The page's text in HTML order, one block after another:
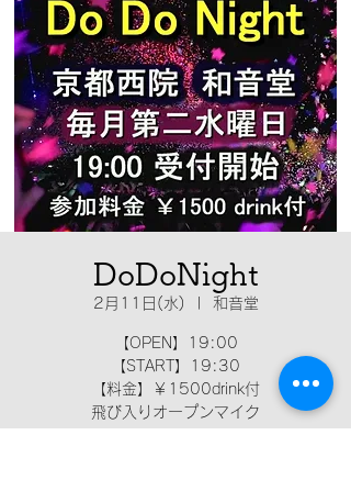
DoDoNight
2月11日(水) 和音堂
【OPEN】19:00
【START】19:30
【料金】￥1500drink付
飛び入りオープンマイク